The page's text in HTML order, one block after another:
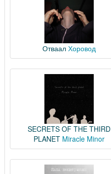
Отваал Хоровод
SECRETS OF THE THIRD
PLANET Miracle Minor